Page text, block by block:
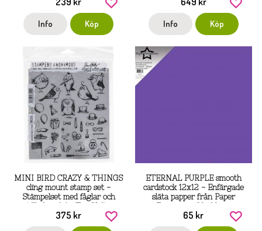
Info Köp Info Köp
MINI BIRD CRAZY & THINGS
cling mount stamp set -
Stämpelset med fåglar och
Stamper's anonymous
375 kr
ETERNAL PURPLE smooth
cardstock 12x12 - Enfärgade
släta papper från Paper
65 kr